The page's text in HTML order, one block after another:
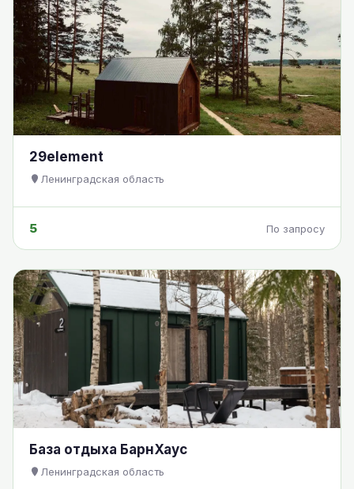
29element
Ленинградская область
5 По запросу
База отдыха БарнХаус
Ленинградская область